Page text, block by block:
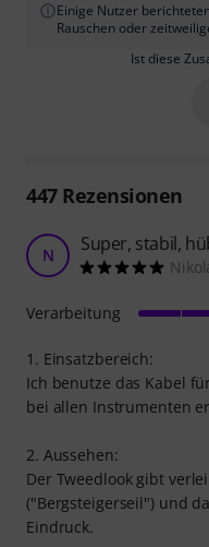
Einige Nutzer
Rauschen oder
Ist diese
447Rezensionen
N Super, stabil,
1. Einsatzbereich:
Ich benutze das Kabel
bei allen Instrumenten
2. Aussehen:
Der Tweedlook gibt
("Bergsteigerseil") und
Eindruck.
Verarbeitung